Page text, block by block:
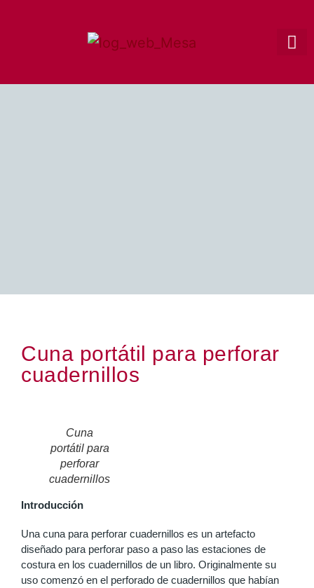
Cuna portátil para perforar
cuadernillos
Cuna
portátil para
perforar
cuadernillos
Introducción
Una cuna para perforar cuadernillos es un artefacto
diseñado para perforar paso a paso las estaciones de
costura en los cuadernillos de un libro. Originalmente su
uso comenzó en el perforado de cuadernillos que habían